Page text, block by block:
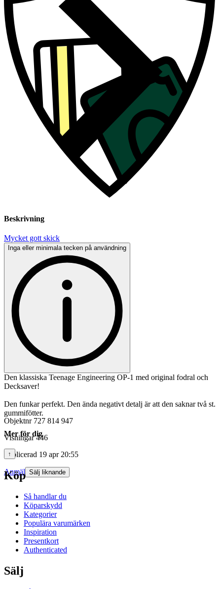
Beskrivning
Mycket gott skick
Inga eller minimala tecken på användning
Den klassiska Teenage Engineering OP-1 med original fodral och
Decksaver!
Den funkar perfekt. Den ända negativt detalj är att den saknar två st.
gummifötter.
Objektnr 727 814 947
Visningar 446
Publicerad 19 apr 20:55
Anmäl Sälj liknande
Mer för dig
↑
Köp
Så handlar du
Köparskydd
Kategorier
Populära varumärken
Inspiration
Presentkort
Authenticated
Sälj